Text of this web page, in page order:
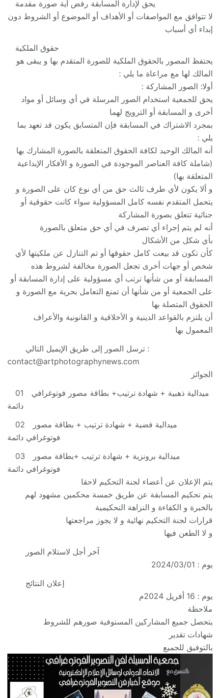
يحق لإدارة المسابقة رفض أية صورة مقدمة
لا تتوافق مع المواصفات أو الأهداف أو الموضوع أو الشروط دون
إبداء أي أسباب
حقوق الملكية
يحتفظ المصور بالحقوق الملكية للصورة المتقدم بها و يبقى هو
المالك لها مع مراعاة ما يلي :
أولا: الصور المشاركة :
يحق للجمعية استخدام الصور المرسلة في أي وسائل أو مواد
أخرى و المسابقة أو الترويج لهما
بمجرد الاشتراك في المسابقة فإن المتسابق يكون قد تعهد بما
يلي :
أنه المالك الوحيد لكافة الحقوق المتعلقة بالصورة المشارك بها
(شاملة كافة العناصر الموجودة في الصورة و الأفكار الإبداعية
المتعلقة بها)
و ألا يكون لأي طرف ثالث حق من أي نوع كان على الصورة و
يتحمل المتقدم نفسه كامل المسؤولية سواء كانت حقوقية أو
جنائية تتعلق بصورة المشاركة
أنه لم يتم إجراء أي تصرف في أي حق متعلق بالصورة
بأي شكل من الأشكال
كأن تكون قد بيعت كامل حقوقها أو تم التنازل عن ملكيتها لأي
شخص أو جهات أخرى تجعل الصورة مخالفة لشروط هذه
المسابقة أو من شأنها ترتب أي مسؤولية على إدارة المسابقة أو
على الجمعية أو من شأنها أن تمنع التعامل بحرية مع الصورة و
الحقوق المتصلة بها
أن يلتزم بالقواعد الدينية و الأخلاقية و القانونية والأعراف
المعمول بها
contact@artphotographynews.com
الجوائز
01
ميدالية ذهبية + شهادة ترتيب+ بطاقة مصور فوتوغرافي
دائمة
02
ميدالية فضية + شهادة ترتيب + بطاقة مصور
فوتوغرافي دائمة
03
ميدالية برونزية + شهادة ترتيب +بطاقة مصور
فوتوغرافي دائمة
يتم الإعلان عن أعضاء لجنة التحكيم لاحقا
يتم تحكيم المسابقة عن طريق خمسة محكمين مشهود لهم
بالخبرة و الكفاءة و النزاهة التحكيمية
قرارات لجنة التحكيم نهائية و لا يجوز مراجعتها
و لا الطعن فيها
آخر أجل لاستلام الصور
يوم : 2024/03/01
إعلان النتائج
يوم : 16 أفريل 2024م
ملاحظة
يتحصل جميع المشاركين المستوفية صورهم للشروط
شهادات تقدير
بالتوفيق للجميع